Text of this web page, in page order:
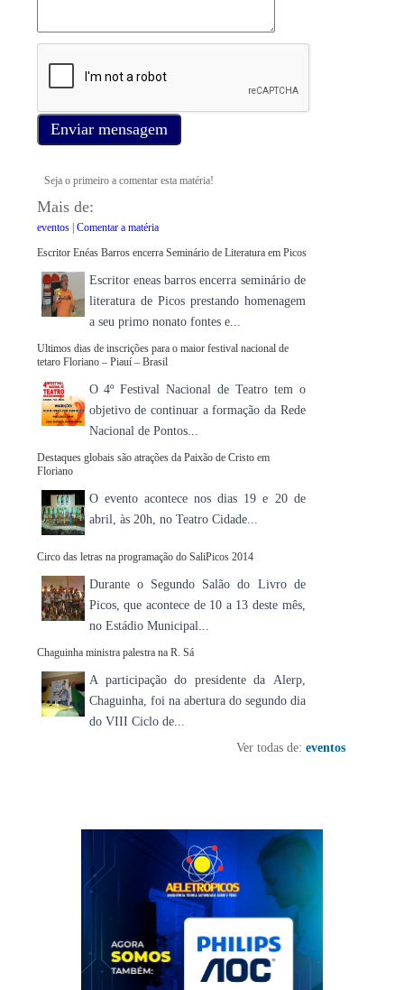
Enviar mensagem
Seja o primeiro a comentar esta matéria!
Mais de:
eventos| Comentar a matéria
Escritor Enéas Barros encerra Seminário de Literatura em Picos
Escritor eneas barros encerra seminário de
literatura de Picos prestando homenagem
a seu primo nonato fontes e...
Ultimos dias de inscrições para o maior festival nacional de
tetaro Floriano – Piauí – Brasil
O 4º Festival Nacional de Teatro tem o
objetivo de continuar a formação da Rede
Nacional de Pontos...
Destaques globais são atrações da Paixão de Cristo em
Floriano
O evento acontece nos dias 19 e 20 de
abril, às 20h, no Teatro Cidade...
Circo das letras na programação do SaliPicos 2014
Durante o Segundo Salão do Livro de
Picos, que acontece de 10 a 13 deste mês,
no Estádio Municipal...
Chaguinha ministra palestra na R. Sá
A participação do presidente da Alerp,
Chaguinha, foi na abertura do segundo dia
do VIII Ciclo de...
Ver todas de: eventos